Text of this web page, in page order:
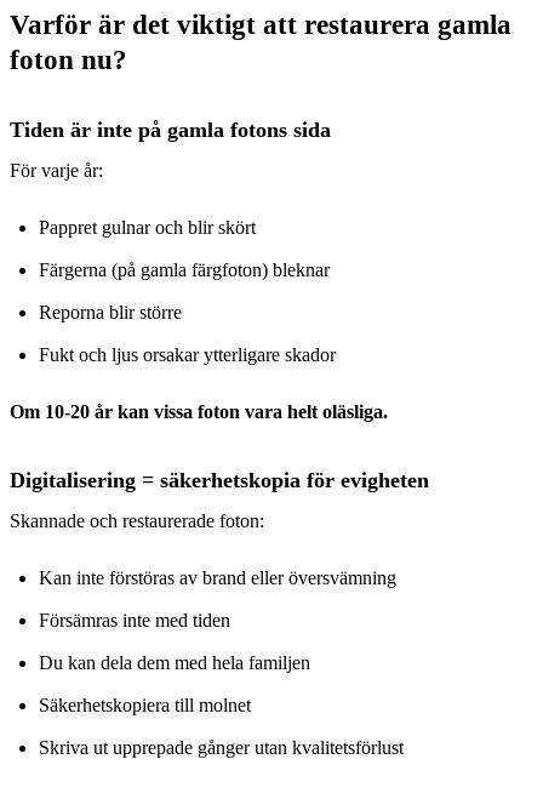
Varför är det viktigt att restaurera gamla
foton nu?
Tiden är inte på gamla fotons sida
För varje år:
Pappret gulnar och blir skört
Färgerna (på gamla färgfoton) bleknar
Reporna blir större
Fukt och ljus orsakar ytterligare skador
Om 10-20 år kan vissa foton vara helt oläsliga.
Digitalisering = säkerhetskopia för evigheten
Skannade och restaurerade foton:
Kan inte förstöras av brand eller översvämning
Försämras inte med tiden
Du kan dela dem med hela familjen
Säkerhetskopiera till molnet
Skriva ut upprepade gånger utan kvalitetsförlust